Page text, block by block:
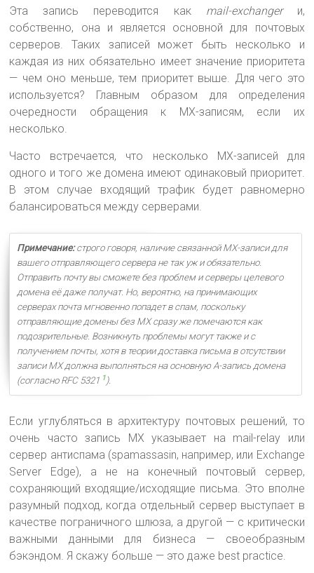
Эта запись переводится как mail-exchangerи,
собственно, она и является основной для почтовых
серверов. Таких записей может быть несколько и
каждая из них обязательно имеет значение приоритета
— чем оно меньше, тем приоритет выше. Для чего это
используется? Главным образом для определения
очередности обращения к MX-записям, если их
несколько.
Часто встречается, что несколько MX-записей для
одного и того же домена имеют одинаковый приоритет.
В этом случае входящий трафик будет равномерно
балансироваться между серверами.
Примечание:строго говоря, наличие связанной MX-записи для
вашего отправляющего сервера не так уж и обязательно.
Отправить почту вы сможете без проблем и серверы целевого
домена её даже получат. Но, вероятно, на принимающих
серверах почта мгновенно попадет в спам, поскольку
отправляющие домены без MX сразу же помечаются как
подозрительные. Возникнуть проблемы могут также и с
получением почты, хотя в теории доставка письма в отсутствии
записи MX должна выполняться на основную A-запись домена
(согласно RFC 5321 1).
Если углубляться в архитектуру почтовых решений, то
очень часто запись MX указывает на mail-relay или
сервер антиспама (spamassasin, например, или Exchange
Server Edge), а не на конечный почтовый сервер,
сохраняющий входящие/исходящие письма. Это вполне
разумный подход, когда отдельный сервер выступает в
качестве пограничного шлюза, а другой — с критически
важными данными для бизнеса — своеобразным
бэкэндом. Я скажу больше — это даже best practice.